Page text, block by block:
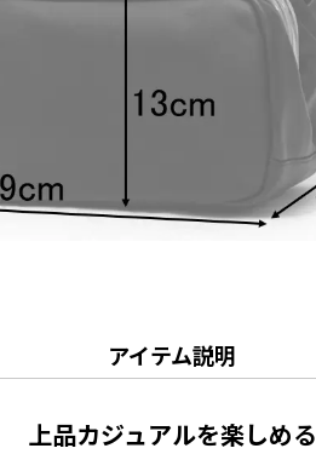
アイテム説明
上品カジュアルを楽しめる